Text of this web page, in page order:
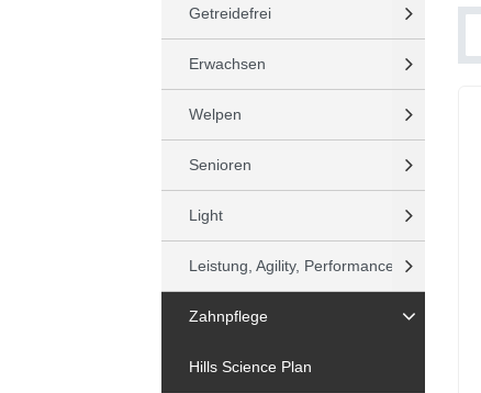
Getreidefrei
Erwachsen
Welpen
Senioren
Light
Leistung, Agility, Performance
Zahnpflege
Hills Science Plan